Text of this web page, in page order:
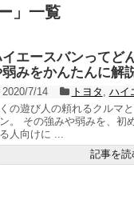
」 一覧
エースバンってど
みをかんたんに解
2020/7/14 トヨタ
ハイ
の遊び人の頼れるクルマ
。 その強みや弱みを、初
人向けに ...
記事を読